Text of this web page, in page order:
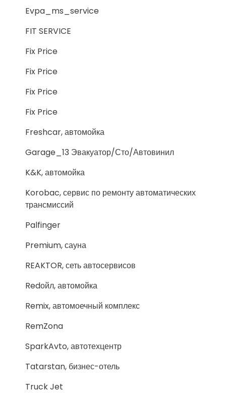
Evpa_ms_service
FIT SERVICE
Fix Price
Fix Price
Fix Price
Fix Price
Freshcar, автомойка
Garage_13 Эвакуатор/Сто/Автовинил
K&K, автомойка
Korobac, сервис по ремонту автоматических
трансмиссий
Palfinger
Premium, сауна
REAKTOR, сеть автосервисов
Redойл, автомойка
Remix, автомоечный комплекс
RemZona
SparkAvto, автотехцентр
Tatarstan, бизнес-отель
Truck Jet